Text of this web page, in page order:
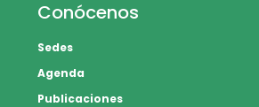
Conócenos
Sedes
Agenda
Publicaciones